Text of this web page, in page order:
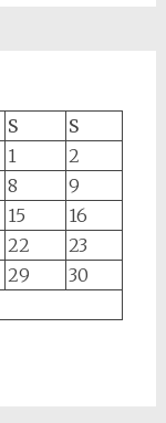
S
S
1
2
8
9
15
16
22
23
29
30